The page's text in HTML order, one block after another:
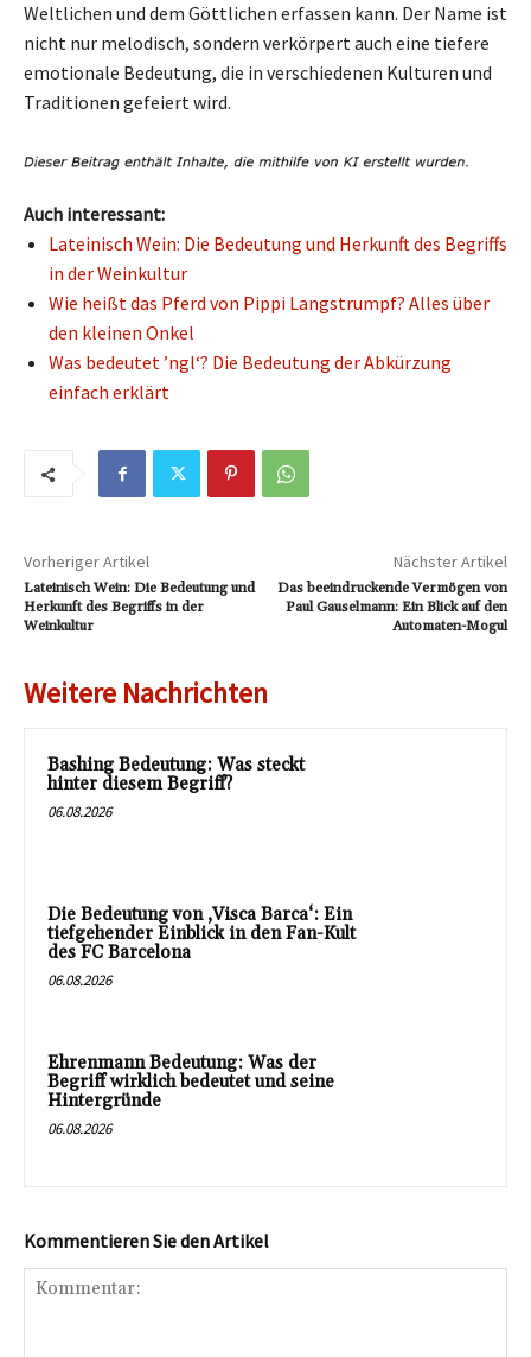
Weltlichen und dem Göttlichen erfassen kann. Der Name ist
nicht nur melodisch, sondern verkörpert auch eine tiefere
emotionale Bedeutung, die in verschiedenen Kulturen und
Traditionen gefeiert wird.
Auch interessant:
Lateinisch Wein: Die Bedeutung und Herkunft des Begriffs
in der Weinkultur
Wie heißt das Pferd von Pippi Langstrumpf? Alles über
den kleinen Onkel
Was bedeutet ’ngl‘? Die Bedeutung der Abkürzung
einfach erklärt
Vorheriger Artikel
Lateinisch Wein: Die Bedeutung und
Herkunft des Begriffs in der
Weinkultur
Nächster Artikel
Das beeindruckende Vermögen von
Paul Gauselmann: Ein Blick auf den
Automaten-Mogul
Weitere Nachrichten
Bashing Bedeutung: Was steckt
hinter diesem Begriff?
06.08.2026
Die Bedeutung von ‚Visca Barca‘: Ein
tiefgehender Einblick in den Fan-Kult
des FC Barcelona
06.08.2026
Ehrenmann Bedeutung: Was der
Begriff wirklich bedeutet und seine
Hintergründe
06.08.2026
Kommentieren Sie den Artikel